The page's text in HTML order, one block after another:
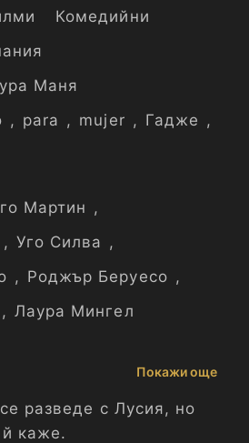
Комедийни
Маня
, para , mujer , Гадже ,
Мартин ,
, Уго Силва ,
, Роджър Беруесо ,
, Лаура Мингел
Покажи още
разведе с Лусия, но
й каже.